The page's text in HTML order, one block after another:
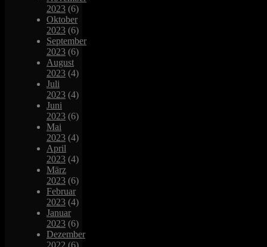
2023 (6)
Oktober
2023 (6)
September
2023 (6)
August
2023 (4)
Juli
2023 (4)
Juni
2023 (6)
Mai
2023 (4)
April
2023 (4)
März
2023 (6)
Februar
2023 (4)
Januar
2023 (6)
Dezember
2022 (6)